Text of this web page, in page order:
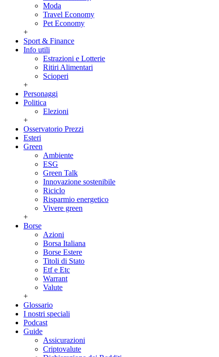
Moda
Travel Economy
Pet Economy
+
Sport & Finance
Info utili
Estrazioni e Lotterie
Ritiri Alimentari
Scioperi
+
Personaggi
Politica
Elezioni
+
Osservatorio Prezzi
Esteri
Green
Ambiente
ESG
Green Talk
Innovazione sostenibile
Riciclo
Risparmio energetico
Vivere green
+
Borse
Azioni
Borsa Italiana
Borse Estere
Titoli di Stato
Etf e Etc
Warrant
Valute
+
Glossario
I nostri speciali
Podcast
Guide
Assicurazioni
Criptovalute